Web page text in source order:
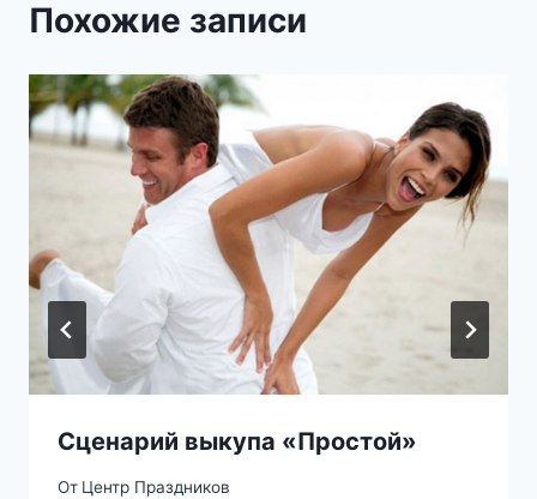
Похожие записи
Сценарий выкупа «Простой»
От Центр Праздников